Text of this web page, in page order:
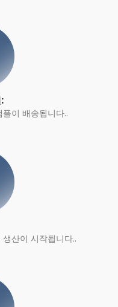
이 배송됩니다..
산이 시작됩니다..